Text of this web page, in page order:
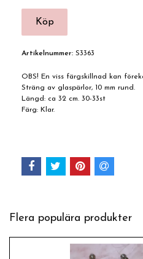
Artikelnummer: S3363
OBS! En viss färgskillnad kan
Sträng av glaspärlor, 10 mm rund.
Längd: ca 32 cm. 30-33st
Färg: Klar.
Flera populära produkter